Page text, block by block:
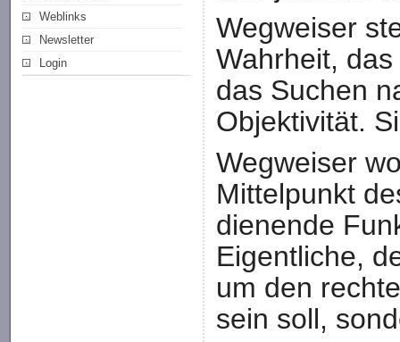
Weblinks
Newsletter
Login
Wegweiser
Wahrheit,
das Suchen
Objektivität.
Wegweiser
Mittelpunkt
dienende
Eigentliche,
um den
sein soll,